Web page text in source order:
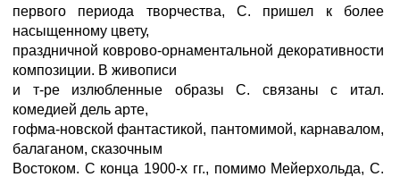
первого периода творчества, С. пришел к более
насыщенному цвету,
праздничной коврово-орнаментальной декоративности
композиции. В живописи
и т-ре излюбленные образы С. связаны с итал.
комедией дель арте,
гофма-новской фантастикой, пантомимой, карнавалом,
балаганом, сказочным
Востоком. С конца 1900-х гг., помимо Мейерхольда, С.